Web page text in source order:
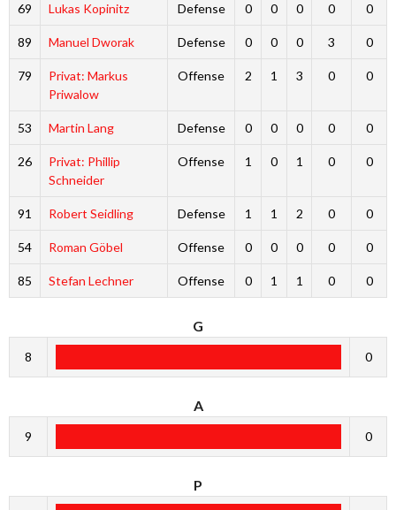
69 Lukas Kopinitz Defense 0 0 0 0 0
89 Manuel Dworak Defense 0 0 0 3 0
79
Privat: Markus
Priwalow
Offense 2 1 3 0 0
53 Martin Lang Defense 0 0 0 0 0
26
Privat: Phillip
Schneider
Offense 1 0 1 0 0
91 Robert Seidling Defense 1 1 2 0 0
54 Roman Göbel Offense 0 0 0 0 0
85 Stefan Lechner Offense 0 1 1 0 0
G
8 0
A
9 0
P